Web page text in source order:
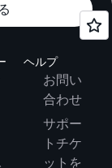
ヘルプ
お問い
合わせ
サポー
トチケ
ットを